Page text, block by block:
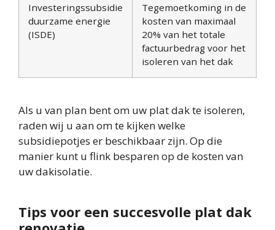
Investeringssubsidie
duurzame energie
(ISDE)
Tegemoetkoming in de
kosten van maximaal
20% van het totale
factuurbedrag voor het
isoleren van het dak
Als u van plan bent om uw plat dak te isoleren,
raden wij u aan om te kijken welke
subsidiepotjes er beschikbaar zijn. Op die
manier kunt u flink besparen op de kosten van
uw dakisolatie.
Tips voor een succesvolle plat dak